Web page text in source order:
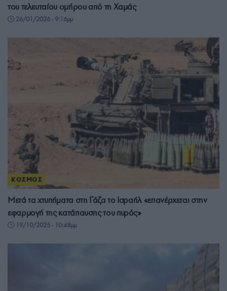
του τελευταίου ομήρου από τη Χαμάς
26/01/2026 - 9:16μμ
ΚΟΣΜΟΣ
Μετά τα χτυπήματα στη Γάζα το Ισραήλ «επανέρχεται στην
εφαρμογή της κατάπαυσης του πυρός»
19/10/2025 - 10:48μμ